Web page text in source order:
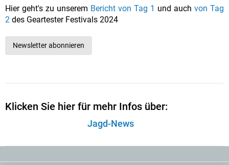
Hier geht's zu unserem Bericht von Tag 1 und auch von Tag
2 des Geartester Festivals 2024
Newsletter abonnieren
Klicken Sie hier für mehr Infos über:
Jagd-News